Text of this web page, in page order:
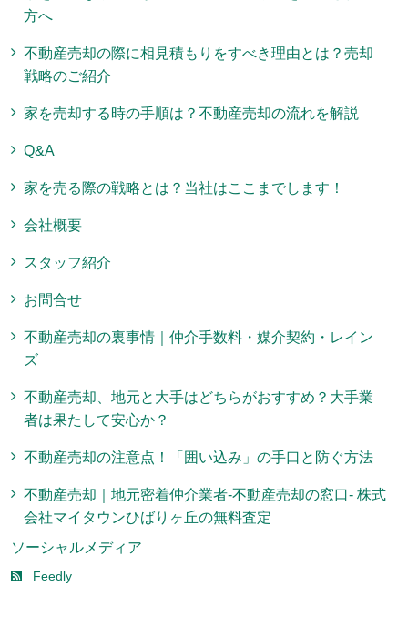
方へ
不動産売却の際に相見積もりをすべき理由とは？売却
戦略のご紹介
家を売却する時の手順は？不動産売却の流れを解説
Q&A
家を売る際の戦略とは？当社はここまでします！
会社概要
スタッフ紹介
お問合せ
不動産売却の裏事情｜仲介手数料・媒介契約・レイン
ズ
不動産売却、地元と大手はどちらがおすすめ？大手業
者は果たして安心か？
不動産売却の注意点！「囲い込み」の手口と防ぐ方法
不動産売却｜地元密着仲介業者-不動産売却の窓口- 株式
会社マイタウンひばりヶ丘の無料査定
ソーシャルメディア
Feedly